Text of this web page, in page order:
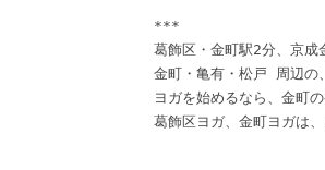
***
葛飾区・金町駅2分、京
金町・亀有・松戸 周辺の
ヨガを始めるなら、金町
葛飾区ヨガ、金町ヨガは